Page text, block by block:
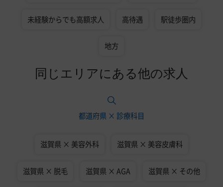
未経験からでも高額求人 高待遇 駅徒歩圏内
地方
同じエリアにある他の求人
都道府県 × 診療科目
滋賀県 × 美容外科 滋賀県 × 美容皮膚科
滋賀県 × 脱毛 滋賀県 × AGA 滋賀県 × その他